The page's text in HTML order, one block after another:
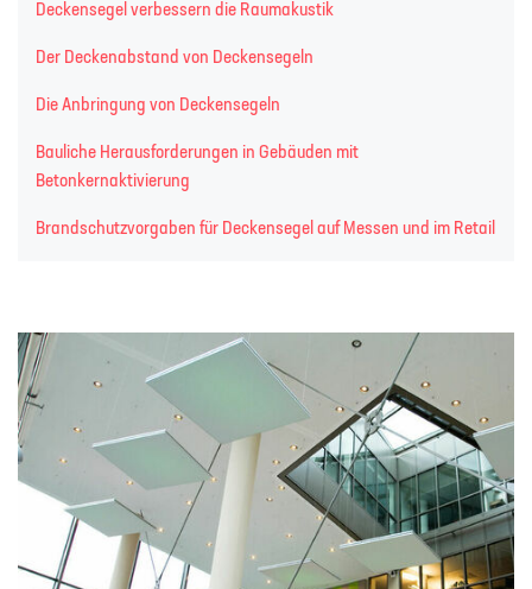
Deckensegel verbessern die Raumakustik
Der Deckenabstand von Deckensegeln
Die Anbringung von Deckensegeln
Bauliche Herausforderungen in Gebäuden mit
Betonkernaktivierung
Brandschutzvorgaben für Deckensegel auf Messen und im Retail